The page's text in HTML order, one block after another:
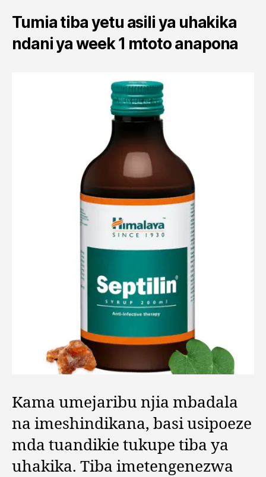
Tumia tiba yetu asili ya uhakika
ndani ya week 1 mtoto anapona
Kama umejaribu njia mbadala
na imeshindikana, basi usipoeze
mda tuandikie tukupe tiba ya
uhakika. Tiba imetengenezwa